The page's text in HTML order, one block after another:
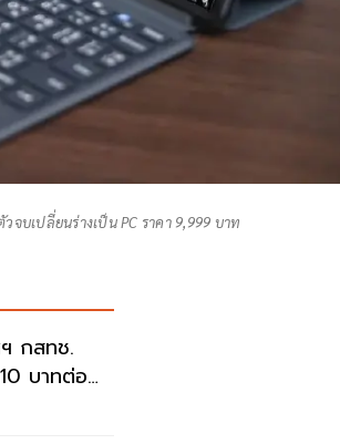
จบเปลี่ยนร่างเป็น PC ราคา 9,999 บาท
ฯ กสทช.
บาทต่อ